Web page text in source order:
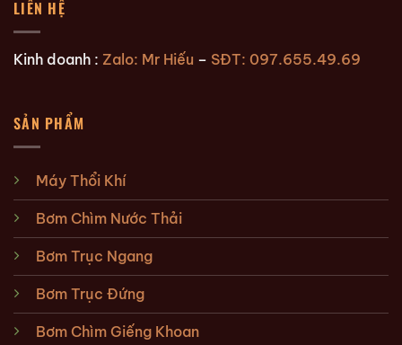
LIÊN HỆ
Kinh doanh : Zalo: Mr Hiếu – SĐT: 097.655.49.69
SẢN PHẨM
Máy Thổi Khí
Bơm Chìm Nước Thải
Bơm Trục Ngang
Bơm Trục Đứng
Bơm Chìm Giếng Khoan